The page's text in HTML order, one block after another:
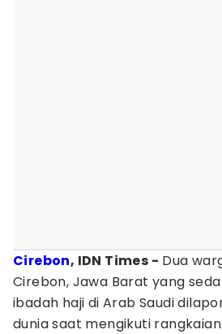
Cirebon, IDN Times - Dua
Cirebon, Jawa Barat yang
ibadah haji di Arab Saudi
dunia saat mengikuti